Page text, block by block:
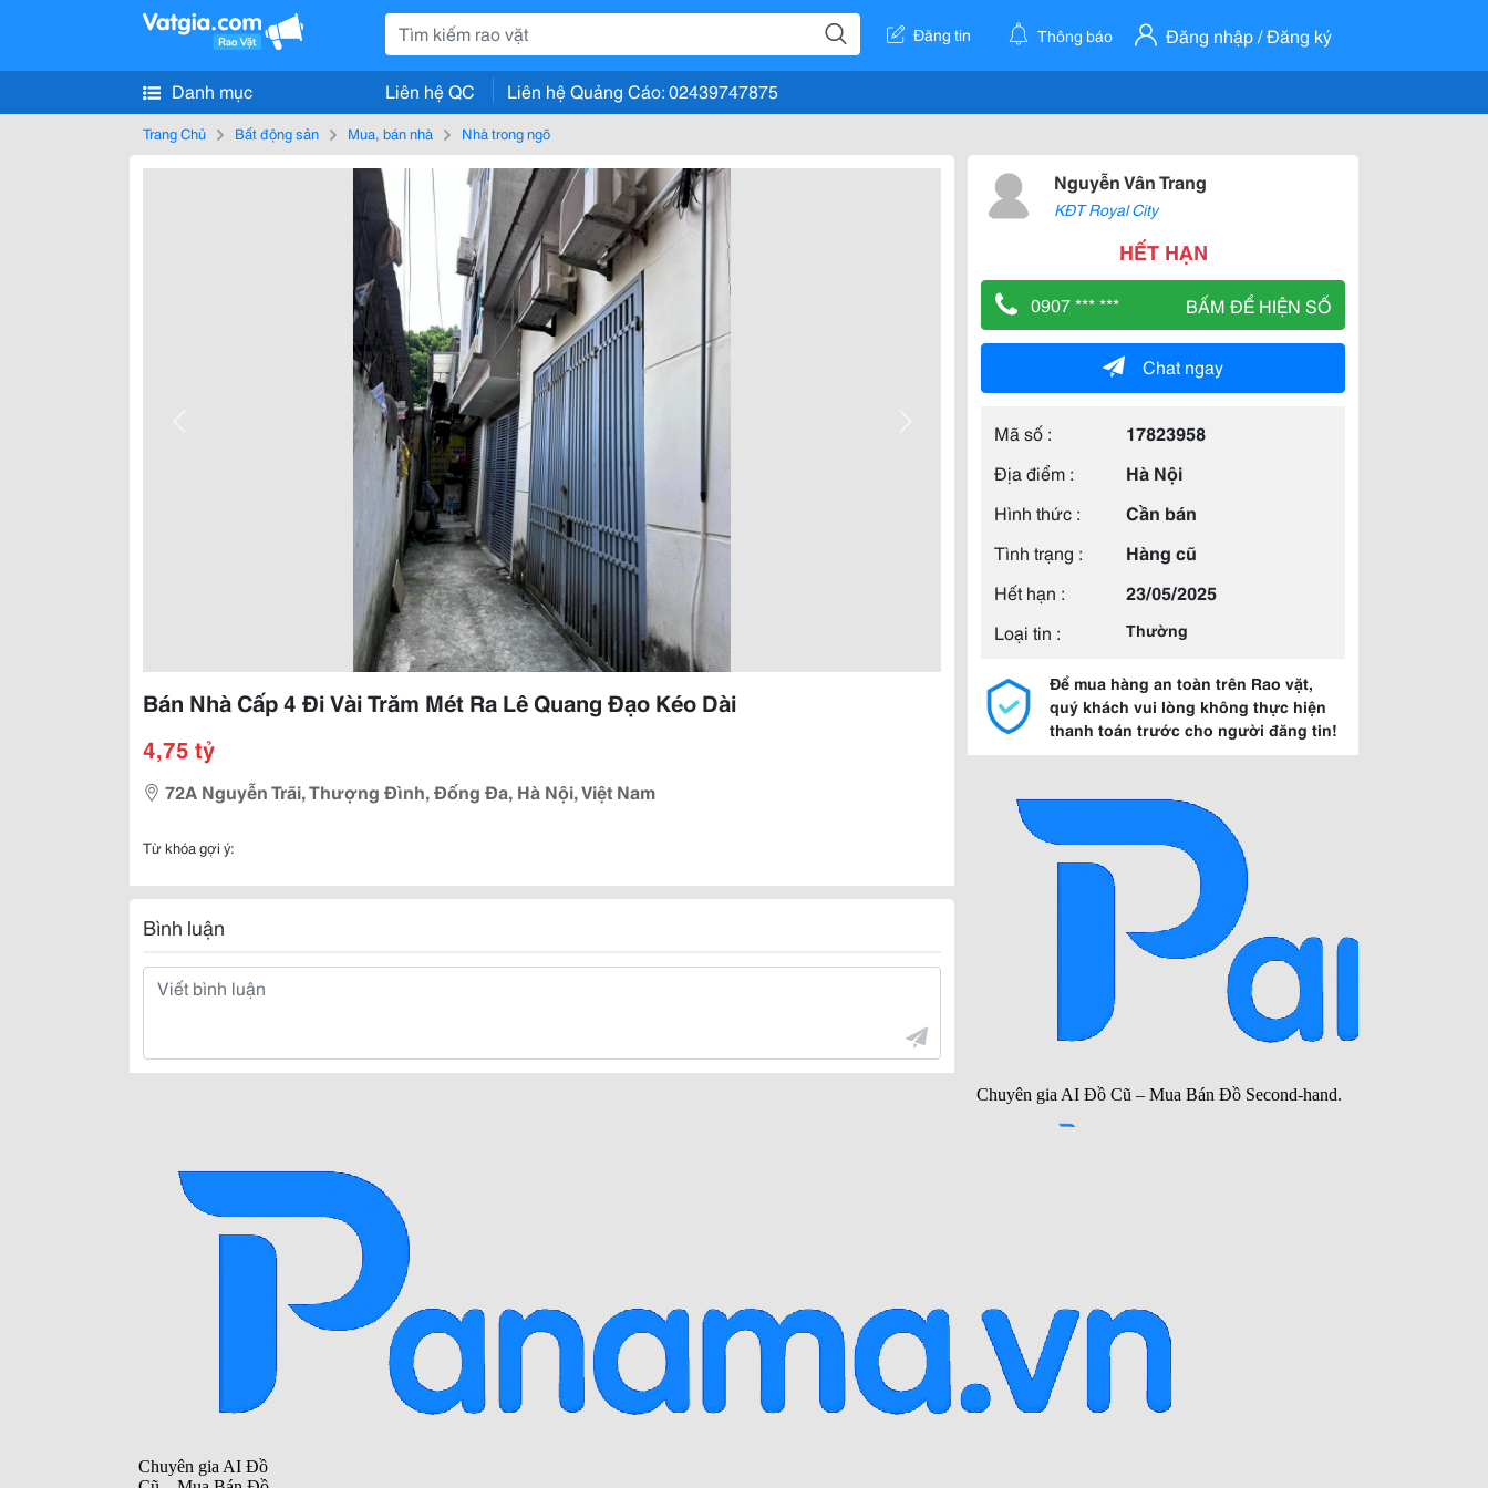
Đăng tin Thông báo Đăng nhập / Đăng ký
Danh mục Liên hệ QC Liên hệ Quảng Cáo: 02439747875
Trang Chủ Bất động sản Mua, bán nhà Nhà trong ngõ
Bán Nhà Cấp 4 Đi Vài Trăm Mét Ra Lê Quang Đạo Kéo Dài
4,75 tỷ
72A Nguyễn Trãi, Thượng Đình, Đống Đa, Hà Nội, Việt Nam
Từ khóa gợi ý:
Bình luận
Nguyễn Vân Trang
KĐT Royal City
HẾT HẠN
0907 *** *** BẤM ĐỂ HIỆN SỐ
Chat ngay
Mã số :
17823958
Địa điểm :
Hà Nội
Hình thức :
Cần bán
Tình trạng :
Hàng cũ
Hết hạn :
23/05/2025
Loại tin :
Thường
Để mua hàng an toàn trên Rao vặt,
quý khách vui lòng không thực hiện
thanh toán trước cho người đăng tin!